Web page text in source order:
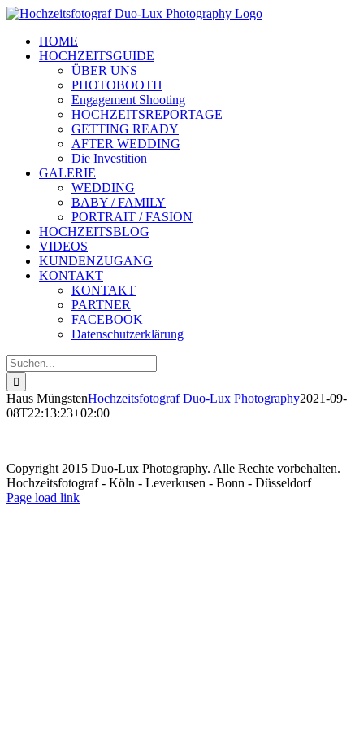
Zum
springenHOME
HOCHZEITSGUIDE
ÜBER UNS
PHOTOBOOTH
Engagement Shooting
HOCHZEITSREPORTAGE
GETTING READY
AFTER WEDDING
Die Investition
GALERIE
WEDDING
BABY / FAMILY
PORTRAIT / FASION
HOCHZEITSBLOG
VIDEOS
KUNDENZUGANG
KONTAKT
KONTAKT
PARTNER
FACEBOOK
Datenschutzerklärung
Suche
nach:
Haus MüngstenHochzeitsfotograf Duo-Lux Photography2021-09-
08T22:13:23+02:00
Copyright 2015 Duo-Lux Photography. Alle Rechte vorbehalten.
Hochzeitsfotograf - Köln - Leverkusen - Bonn - Düsseldorf
Facebook
Page load link